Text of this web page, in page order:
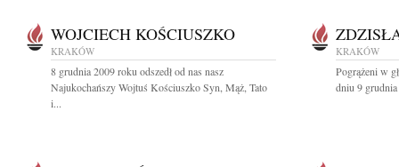
WOJCIECH KOŚCIUSZKO
KRAKÓW
8 grudnia 2009 roku odszedł od nas nasz
Najukochańszy Wojtuś Kościuszko Syn, Mąż, Tato
i...
KRAKÓW
Pogrążeni w
dniu 9 grudnia